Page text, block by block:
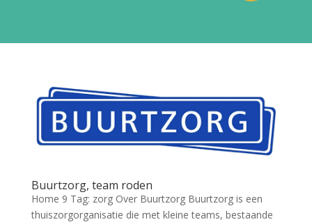
Buurtzorg, team roden
Home 9 Tag: zorg Over Buurtzorg Buurtzorg is een
thuiszorgorganisatie die met kleine teams, bestaande